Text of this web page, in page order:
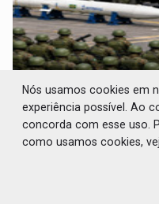
BEM EQUIPADO:
potência militar da
Geral 07 de Junho
Nós usamos cookies em
experiência possível. Ao
concorda com esse uso.
como usamos cookies,